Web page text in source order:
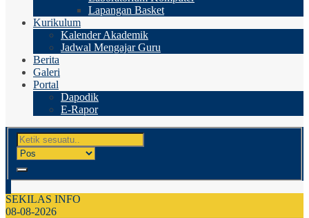
Lapangan Basket
Kurikulum
Kalender Akademik
Jadwal Mengajar Guru
Berita
Galeri
Portal
Dapodik
E-Rapor
SEKILAS INFO
08-08-2026